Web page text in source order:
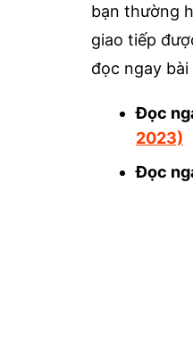
bạn thường
giao tiếp
đọc ngay
Đọc
2023)
Đọc